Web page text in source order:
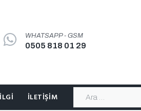
WHATSAPP - GSM
0505 818 01 29
İLETIŞIM